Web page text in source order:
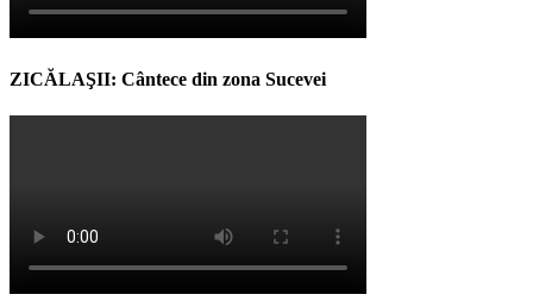
ZICĂLAŞII: Cântece din zona Sucevei